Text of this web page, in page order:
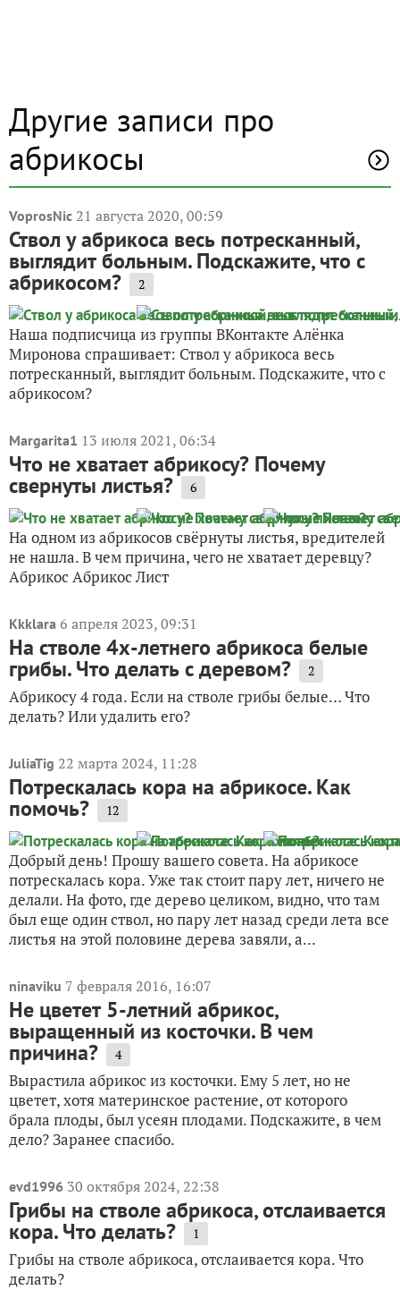
Другие записи про
абрикосы
VoprosNic 21 августа 2020, 00:59
Ствол у абрикоса весь потресканный,
выглядит больным. Подскажите, что с
абрикосом? 2
Наша подписчица из группы ВКонтакте Алёнка
Миронова спрашивает: Ствол у абрикоса весь
потресканный, выглядит больным. Подскажите, что с
абрикосом?
Margarita1 13 июля 2021, 06:34
Что не хватает абрикосу? Почему
свернуты листья? 6
На одном из абрикосов свёрнуты листья, вредителей
не нашла. В чем причина, чего не хватает деревцу?
Абрикос Абрикос Лист
Kkklara 6 апреля 2023, 09:31
На стволе 4х-летнего абрикоса белые
грибы. Что делать с деревом? 2
Абрикосу 4 года. Если на стволе грибы белые… Что
делать? Или удалить его?
JuliaTig 22 марта 2024, 11:28
Потрескалась кора на абрикосе. Как
помочь? 12
Добрый день! Прошу вашего совета. На абрикосе
потрескалась кора. Уже так стоит пару лет, ничего не
делали. На фото, где дерево целиком, видно, что там
был еще один ствол, но пару лет назад среди лета все
листья на этой половине дерева завяли, а...
ninaviku 7 февраля 2016, 16:07
Не цветет 5-летний абрикос,
выращенный из косточки. В чем
причина? 4
Вырастила абрикос из косточки. Ему 5 лет, но не
цветет, хотя материнское растение, от которого
брала плоды, был усеян плодами. Подскажите, в чем
дело? Заранее спасибо.
evd1996 30 октября 2024, 22:38
Грибы на стволе абрикоса, отслаивается
кора. Что делать? 1
Грибы на стволе абрикоса, отслаивается кора. Что
делать?